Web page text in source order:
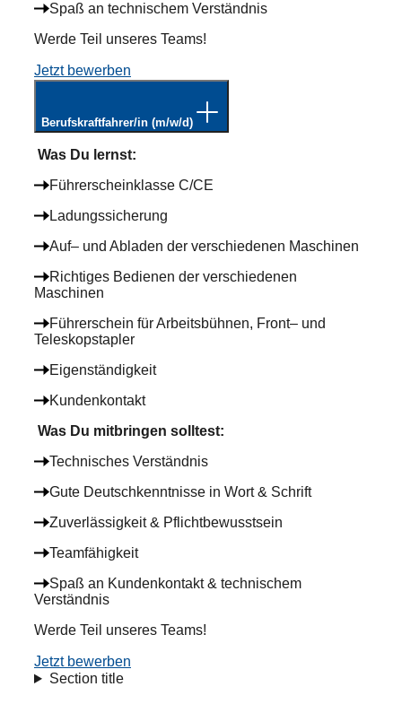
Spaß an technischem Verständnis
Werde Teil unseres Teams!
Jetzt bewerben
Berufskraftfahrer/in (m/w/d)
Was Du lernst:
Führerscheinklasse C/CE
Ladungssicherung
Auf– und Abladen der verschiedenen Maschinen
Richtiges Bedienen der verschiedenen
Maschinen
Führerschein für Arbeitsbühnen, Front– und
Teleskopstapler
Eigenständigkeit
Kundenkontakt
Was Du mitbringen solltest:
Technisches Verständnis
Gute Deutschkenntnisse in Wort & Schrift
Zuverlässigkeit & Pflichtbewusstsein
Teamfähigkeit
Spaß an Kundenkontakt & technischem
Verständnis
Werde Teil unseres Teams!
Jetzt bewerben
Section title